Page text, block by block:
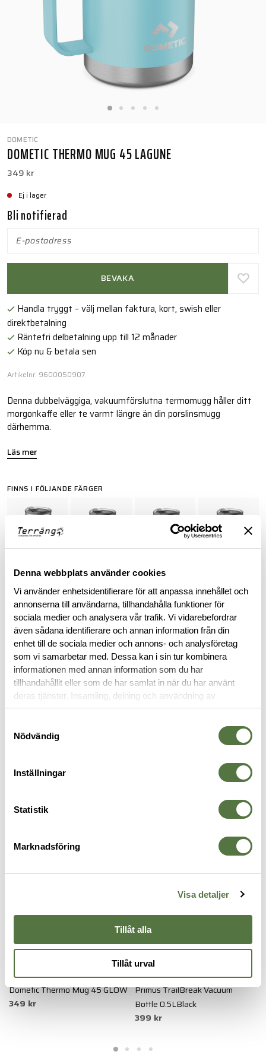
Denna webbplats använder cookies
Vi använder enhetsidentifierare för att anpassa innehållet och
annonserna till användarna, tillhandahålla funktioner för
sociala medier och analysera vår trafik. Vi vidarebefordrar
även sådana identifierare och annan information från din
enhet till de sociala medier och annons- och analysföretag
som vi samarbetar med. Dessa kan i sin tur kombinera
informationen med annan information som du har
tillhandahållit eller som de har samlat in när du har använt
deras tjänster. Insamling, delning och användning av
personuppgifter kan användas för personalisering av
Nödvändig
Inställningar
Statistik
Marknadsföring
Visa detaljer
Tillåt alla
Tillåt urval
DOMETIC
DOMETIC THERMO MUG 45 LAGUNE
349 kr
Ej i lager
Bli notifierad
BEVAKA
Handla tryggt – välj mellan faktura, kort, swish eller
direktbetalning
Räntefri delbetalning upp till 12 månader
Köp nu & betala sen
Artikelnr: 9600050907
Denna dubbelväggiga, vakuumförslutna termomugg håller ditt
morgonkaffe eller te varmt längre än din porslinsmugg
därhemma.
Läs mer
FINNS I FÖLJANDE FÄRGER
BESKRIVNING
SPECIFIKATIONER
DOMETIC
Dometic Thermo Mug 45 GLOW
349 kr
PRIMUS
Primus TrailBreak Vacuum
Bottle 0.5LBlack
399 kr